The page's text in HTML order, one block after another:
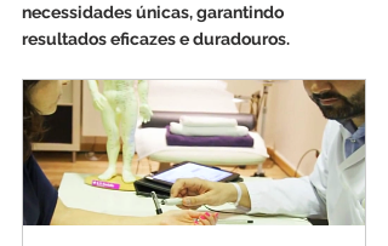
necessidades únicas, garantindo
resultados eficazes e duradouros.